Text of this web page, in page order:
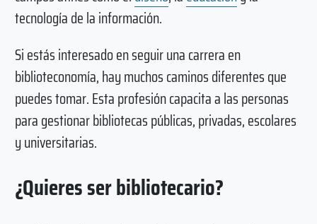
tecnología de la información.
Si estás interesado en seguir una carrera en
biblioteconomía, hay muchos caminos diferentes que
puedes tomar. Esta profesión capacita a las personas
para gestionar bibliotecas públicas, privadas, escolares
y universitarias.
¿Quieres ser bibliotecario?